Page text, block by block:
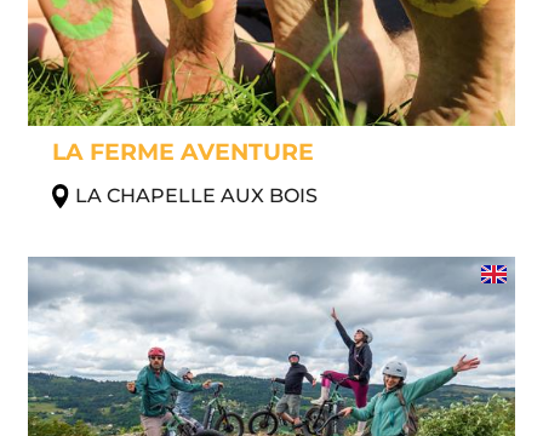
LA FERME AVENTURE
LA CHAPELLE AUX BOIS